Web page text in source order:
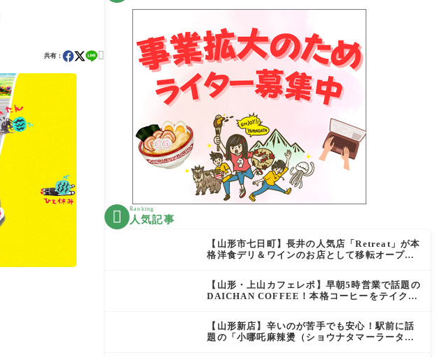
共有： 
 Ranking
人気記事
【山形市七日町】長井の人気店「Retreat」が本
格洋食デリ＆ワインのお店として移転オープン
【山形・上山カフェレポ】早朝5時営業で話題の
DAICHAN COFFEE！本格コーヒーをテイクア
【山形新店】辛いのが苦手でも安心！駅前に話
題の「小哪吒麻辣燙（ショウナタマーラータ